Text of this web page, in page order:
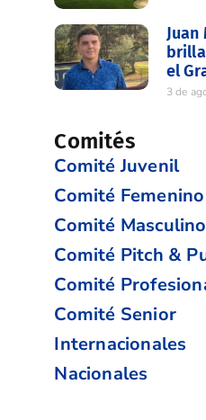
el
3 de
Comités
Comité Juvenil
Comité Femenino
Comité Masculino
Comité Pitch &
Comité
Comité Senior
Internacionales
Nacionales